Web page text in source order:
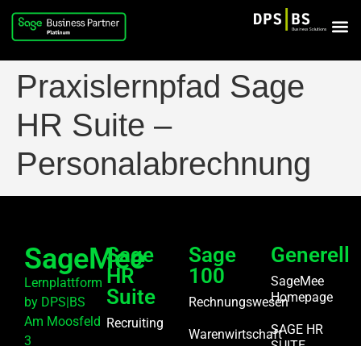
Praxislernpfad Sage
HR Suite –
Personalabrechnung
SageMee
Lernplattform
by DPS|BS
Am Moosfeld
3
Sage
HR
Suite
Recruiting
Sage
100
Rechnungswesen
Warenwirtschaft
Generell
SageMee
Homepage
SAGE HR